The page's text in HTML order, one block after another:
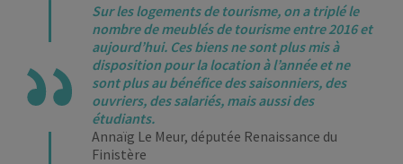
Sur les logements de tourisme, on a triplé le
nombre de meublés de tourisme entre 2016 et
aujourd’hui. Ces biens ne sont plus mis à
disposition pour la location à l’année et ne
sont plus au bénéfice des saisonniers, des
ouvriers, des salariés, mais aussi des
étudiants.
Annaïg Le Meur, députée Renaissance du
Finistère